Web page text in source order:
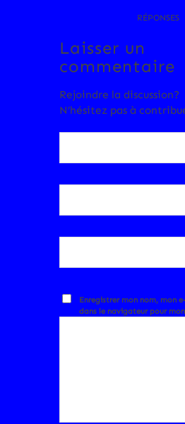
RÉPONSES
Laisser un
commentaire
Rejoindre la discussion?
N’hésitez pas à
Enregistrer mon nom, mon
dans le navigateur pour